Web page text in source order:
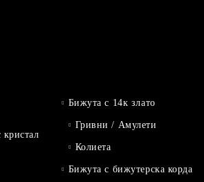
Бижута с 14к злато
Гривни / Амулети
Колиета
Бижута с бижутерска корда